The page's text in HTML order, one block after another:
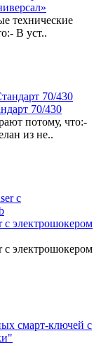
технические
В уст..
70/430
потому, что:-
из не..
с электрошокером
с электрошокером